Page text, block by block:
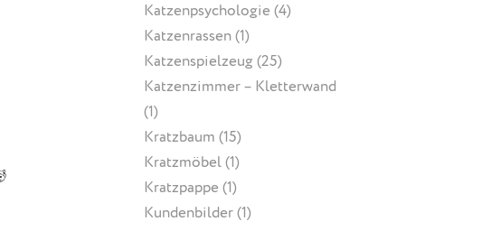
Katzenpsychologie (4)
Katzenrassen(1)
Katzenspielzeug(25)
Katzenzimmer – Kletterwand
(1)
Kratzbaum (15)
Kratzmöbel(1)
Kratzpappe (1)
Kundenbilder(1)